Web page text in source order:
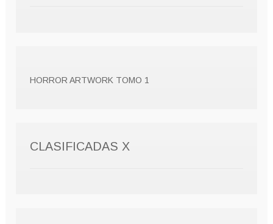
HORROR ARTWORK TOMO 1
CLASIFICADAS X